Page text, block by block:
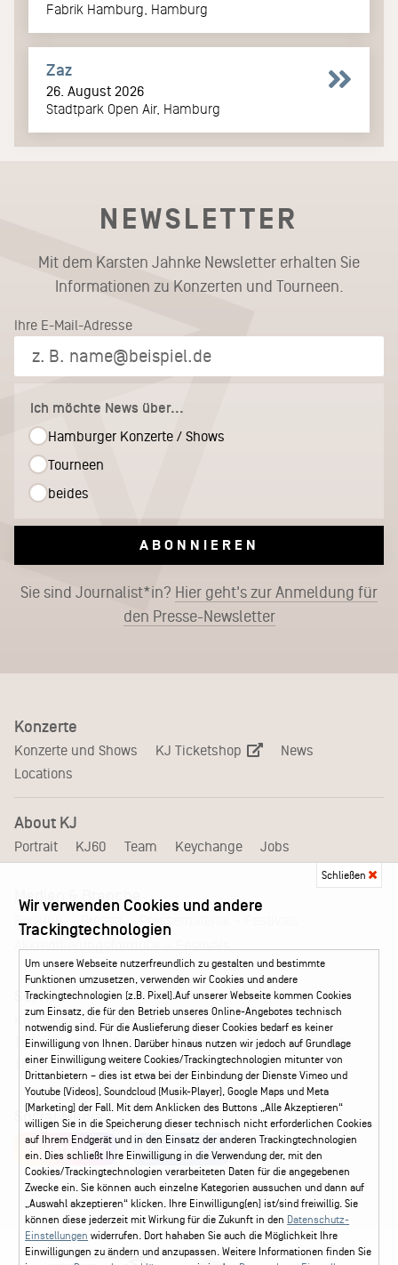
Fabrik Hamburg, Hamburg
Zaz
26. August 2026
Stadtpark Open Air, Hamburg
NEWSLETTER
Mit dem Karsten Jahnke Newsletter erhalten Sie
Informationen zu Konzerten und Tourneen.
Ihre E-Mail-Adresse
Ich möchte News über...
Hamburger Konzerte / Shows
Tourneen
beides
ABONNIEREN
Sie sind Journalist*in? Hier geht's zur Anmeldung für
den Presse-Newsletter
Konzerte
Konzerte und Shows KJ Ticketshop
News
Locations
About KJ
Portrait KJ60 Team Keychange Jobs
Medien & Branche
Booking Presse
Pressematerial – Festivals
Service
Kontakt Leichte Sprache
FAQ / Hilfe
Ticketshop Hamburg
Gutscheine
Callback-Service
Ticketservice 040 - 413 22 60
Social Media
Instagram Facebook
Schließen
Wir verwenden Cookies und andere
Trackingtechnologien
Um unsere Webseite nutzerfreundlich zu gestalten und bestimmte
Funktionen umzusetzen, verwenden wir Cookies und andere
Trackingtechnologien (z.B. Pixel).Auf unserer Webseite kommen Cookies
zum Einsatz, die für den Betrieb unseres Online-Angebotes technisch
notwendig sind. Für die Auslieferung dieser Cookies bedarf es keiner
Einwilligung von Ihnen. Darüber hinaus nutzen wir jedoch auf Grundlage
einer Einwilligung weitere Cookies/Trackingtechnologien mitunter von
Drittanbietern – dies ist etwa bei der Einbindung der Dienste Vimeo und
Youtube (Videos), Soundcloud (Musik-Player), Google Maps und Meta
(Marketing) der Fall. Mit dem Anklicken des Buttons „Alle Akzeptieren“
willigen Sie in die Speicherung dieser technisch nicht erforderlichen Cookies
auf Ihrem Endgerät und in den Einsatz der anderen Trackingtechnologien
ein. Dies schließt Ihre Einwilligung in die Verwendung der, mit den
Cookies/Trackingtechnologien verarbeiteten Daten für die angegebenen
Zwecke ein. Sie können auch einzelne Kategorien aussuchen und dann auf
„Auswahl akzeptieren“ klicken. Ihre Einwilligung(en) ist/sind freiwillig. Sie
können diese jederzeit mit Wirkung für die Zukunft in den Datenschutz-
Einstellungen widerrufen. Dort hahaben Sie auch die Möglichkeit Ihre
Einwilligungen zu ändern und anzupassen. Weitere Informationen finden Sie